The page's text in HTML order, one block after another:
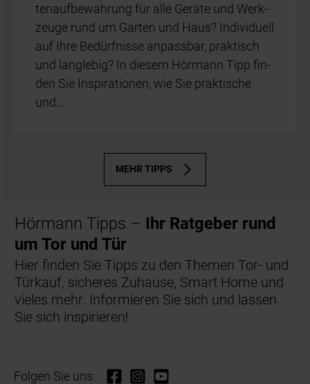
ten­auf­be­wah­rung für alle Ge­rä­te und Werk­
zeu­ge rund um Gar­ten und Haus? In­di­vi­du­ell
auf Ihre Be­dürf­nis­se an­pass­bar, prak­tisch
und lang­le­big? In die­sem Hör­mann Tipp fin­
den Sie In­spi­ra­tio­nen, wie Sie prak­ti­sche
und…
MEHR TIPPS
Hörmann Tipps – Ihr Ratgeber rund
um Tor und Tür
Hier finden Sie Tipps zu den Themen Tor- und
Türkauf, sicheres Zuhause, Smart Home und
vieles mehr. Informieren Sie sich und lassen
Sie sich inspirieren!
Folgen Sie uns: